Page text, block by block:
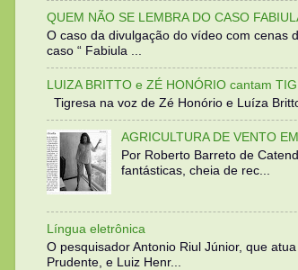
QUEM NÃO SE LEMBRA DO CASO
O caso da divulgação do vídeo com cenas
caso “ Fabiula ...
LUIZA BRITTO e ZÉ HONÓRIO cantam
Tigresa na voz de Zé Honório e Luíza
AGRICULTURA DE VENTO
Por Roberto Barreto de
fantásticas, cheia de rec...
Língua eletrônica
O pesquisador Antonio Riul Júnior, que
Prudente, e Luiz Henr...